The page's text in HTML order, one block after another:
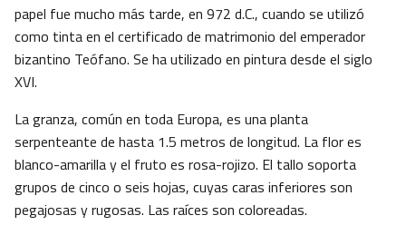
papel fue mucho más tarde, en 972 d.C., cuando se utilizó
como tinta en el certificado de matrimonio del emperador
bizantino Teófano. Se ha utilizado en pintura desde el siglo
XVI.
La granza, común en toda Europa, es una planta
serpenteante de hasta 1.5 metros de longitud. La flor es
blanco-amarilla y el fruto es rosa-rojizo. El tallo soporta
grupos de cinco o seis hojas, cuyas caras inferiores son
pegajosas y rugosas. Las raíces son coloreadas.